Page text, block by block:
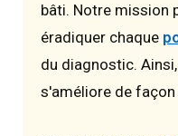
bâti. Notre mission
éradiquer chaque
du diagnostic.
s'améliore de